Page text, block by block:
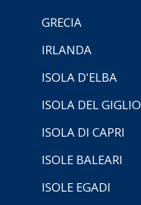
GRECIA
IRLANDA
ISOLA D'ELBA
ISOLA DEL GIGLIO
ISOLA DI CAPRI
ISOLE BALEARI
ISOLE EGADI